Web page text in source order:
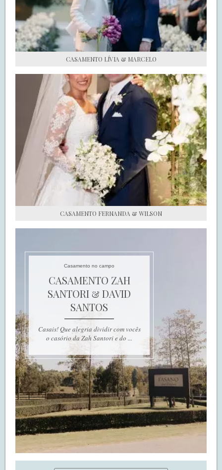
FALE COM O SAY I DO
CASAMENTO LÍVIA & MARCELO
CASAMENTO FERNANDA & WILSON
Casamento no campo
CASAMENTO ZAH
SANTORI & DAVID
SANTOS
Casais! Que alegria dividir com vocês
o casório da Zah Santori e do ...